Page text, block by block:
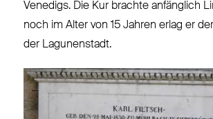
Venedigs. Die Kur brachte anfänglich
noch im Alter von 15 Jahren erlag er
der Lagunenstadt.